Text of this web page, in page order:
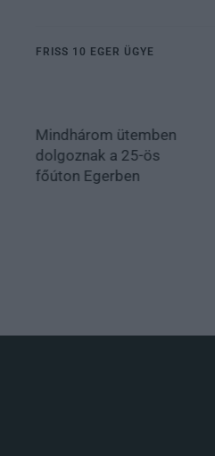
FRISS 10 EGER ÜGYE
Mindhárom ütemben
dolgoznak a 25-ös
főúton Egerben